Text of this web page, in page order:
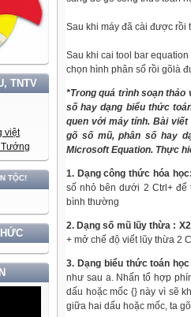
TNTV
Sau khi máy đã cài được rồi
Sau khi cai tool bar
chọn hình phân số rồi gõlà
*Trong quá trình soạn thảo
số hay dạng biểu thức
quen với máytính. Bài viết
gõ số mũ, phân số hay
MicrosoftEquation. Thực
1. Dạng công thức hóa
số nhỏ bên dưới 2 Ctrl+ để
bình thường
2. Dạng số mũ lũy thừa :
+ mở chế độ viết lũy thừa 2
3. Dạng biểu thức toán
như sau a. Nhấn tổ hợp
dấu hoặc mốc {} này vì sẽ
giữa hai dấu hoặc mốc, ta